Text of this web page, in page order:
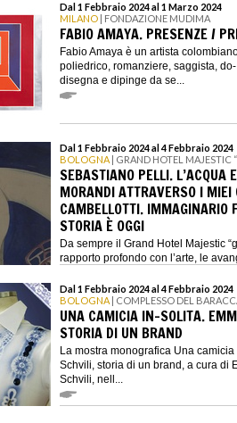
Dal 1 Febbraio 2024 al 1 Marzo 2024
MILANO | FONDAZIONE MUDIMA
FABIO AMAYA. PRESENZE /
Fabio Amaya è un artista
poliedrico, romanziere, saggista,
disegna e dipinge da se...
Dal 1 Febbraio 2024 al 4 Febbraio 2024
BOLOGNA | GRAND HOTEL MAJESTIC
SEBASTIANO PELLI. L’ACQUA
MORANDI ATTRAVERSO I MIEI
CAMBELLOTTI. IMMAGINARIO
STORIA È OGGI
Da sempre il Grand Hotel Majestic
rapporto profondo con l’arte, le
Dal 1 Febbraio 2024 al 4 Febbraio 2024
BOLOGNA | COMPLESSO DEL
UNA CAMICIA IN-SOLITA.
STORIA DI UN BRAND
La mostra monografica Una
Schvili, storia di un brand, a cura di
Schvili, nell...